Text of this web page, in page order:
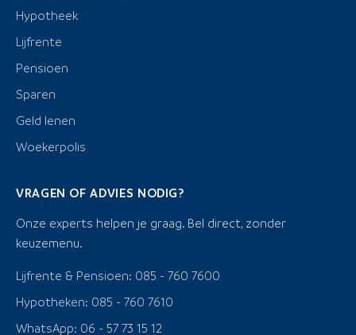
Hypotheek
Lijfrente
Pensioen
Sparen
Geld lenen
Woekerpolis
VRAGEN OF ADVIES NODIG?
Onze experts helpen je graag. Bel direct, zonder
keuzemenu.
Lijfrente & Pensioen: 085 - 760 7600
Hypotheken: 085 - 760 7610
WhatsApp: 06 - 57 73 15 12